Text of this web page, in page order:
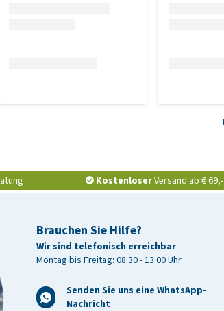
KostenloserVersand ab € 69,-
Brauchen Sie Hilfe?
Wir sind telefonisch erreichbar
Montag bis Freitag: 08:30 - 13:00 Uhr
Senden Sie uns eine WhatsApp-
Nachricht